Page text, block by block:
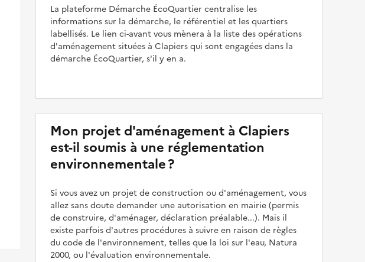
La plateforme Démarche ÉcoQuartier centralise les
informations sur la démarche, le référentiel et les quartiers
labellisés. Le lien ci-avant vous mènera à la liste des opérations
d'aménagement situées à Clapiers qui sont engagées dans la
démarche ÉcoQuartier, s'il y en a.
Mon projet d'aménagement à Clapiers
est-il soumis à une réglementation
environnementale ?
Si vous avez un projet de construction ou d'aménagement, vous
allez sans doute demander une autorisation en mairie (permis
de construire, d'aménager, déclaration préalable...). Mais il
existe parfois d'autres procédures à suivre en raison de règles
du code de l'environnement, telles que la loi sur l'eau, Natura
2000, ou l'évaluation environnementale.